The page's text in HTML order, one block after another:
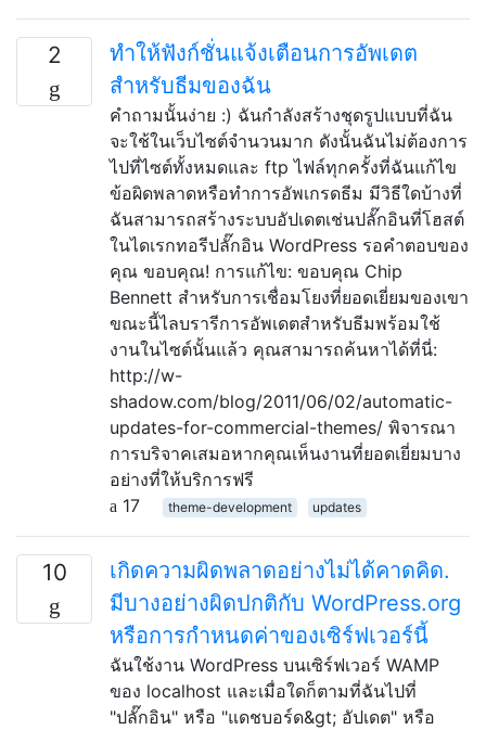
2
ทำให้ฟังก์ชั่นแจ้งเตือนการอัพเดต
สำหรับธีมของฉัน
คำถามนั้นง่าย :) ฉันกำลังสร้างชุดรูปแบบที่ฉัน
จะใช้ในเว็บไซต์จำนวนมาก ดังนั้นฉันไม่ต้องการ
ไปที่ไซต์ทั้งหมดและ ftp ไฟล์ทุกครั้งที่ฉันแก้ไข
ข้อผิดพลาดหรือทำการอัพเกรดธีม มีวิธีใดบ้างที่
ฉันสามารถสร้างระบบอัปเดตเช่นปลั๊กอินที่โฮสต์
ในไดเรกทอรีปลั๊กอิน WordPress รอคำตอบของ
คุณ ขอบคุณ! การแก้ไข: ขอบคุณ Chip
Bennett สำหรับการเชื่อมโยงที่ยอดเยี่ยมของเขา
ขณะนี้ไลบรารีการอัพเดตสำหรับธีมพร้อมใช้
งานในไซต์นั้นแล้ว คุณสามารถค้นหาได้ที่นี่:
http://w-
shadow.com/blog/2011/06/02/automatic-
updates-for-commercial-themes/ พิจารณา
การบริจาคเสมอหากคุณเห็นงานที่ยอดเยี่ยมบาง
อย่างที่ให้บริการฟรี
17
theme-development updates
10
เกิดความผิดพลาดอย่างไม่ได้คาดคิด.
มีบางอย่างผิดปกติกับ WordPress.org
หรือการกำหนดค่าของเซิร์ฟเวอร์นี้
ฉันใช้งาน WordPress บนเซิร์ฟเวอร์ WAMP
ของ localhost และเมื่อใดก็ตามที่ฉันไปที่
"ปลั๊กอิน" หรือ "แดชบอร์ด&gt; อัปเดต" หรือ